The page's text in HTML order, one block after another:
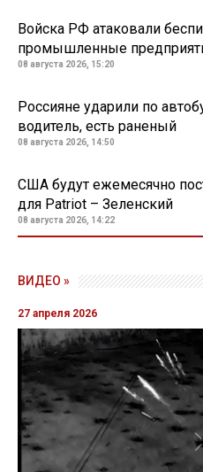
Войска РФ атаковали
промышленные
08 августа 2026, 15:20
Россияне ударили по
водитель, есть раненый
08 августа 2026, 14:50
США будут ежемесячно
для Patriot – Зеленский
08 августа 2026, 14:22
ВИДЕО »
27 апреля 2026